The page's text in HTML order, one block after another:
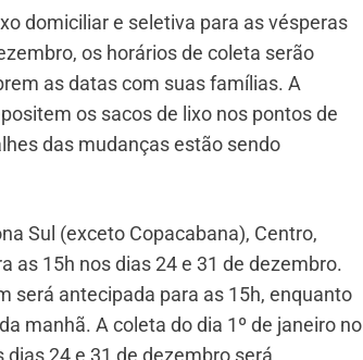
domiciliar e seletiva para as vésperas
os horários de coleta serão
as datas com suas famílias. A
os sacos de lixo nos pontos de
das mudanças estão sendo
Sul (exceto Copacabana), Centro,
as 15h nos dias 24 e 31 de dezembro.
será antecipada para as 15h, enquanto
manhã. A coleta do dia 1º de janeiro no
24 e 31 de dezembro será